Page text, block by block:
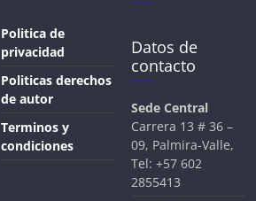
Politica de
privacidad
Politicas derechos
de autor
Terminos y
condiciones
Datos de
contacto
Sede Central
Carrera 13 # 36 –
09, Palmira-Valle,
Tel: +57 602
2855413